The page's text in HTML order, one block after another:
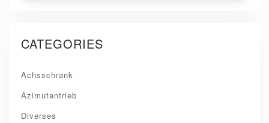
CATEGORIES
Achsschrank
Azimutantrieb
Diverses